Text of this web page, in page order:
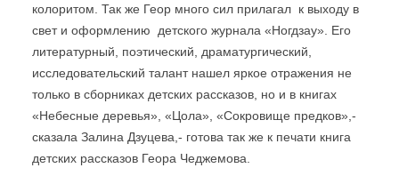
колоритом. Так же Геор много сил прилагал к выходу в
свет и оформлению детского журнала «Ногдзау». Его
литературный, поэтический, драматургический,
исследовательский талант нашел яркое отражения не
только в сборниках детских рассказов, но и в книгах
«Небесные деревья», «Цола», «Сокровище предков»,-
сказала Залина Дзуцева,- готова так же к печати книга
детских рассказов Геора Чеджемова.